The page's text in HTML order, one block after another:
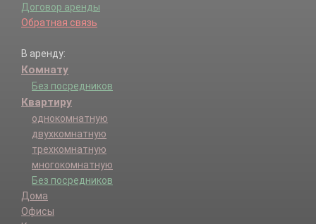
Договор аренды
Обратная связь
В аренду:
Комнату
Без посредников
Квартиру
однокомнатную
двухкомнатную
трехкомнатную
многокомнатную
Без посредников
Дома
Офисы